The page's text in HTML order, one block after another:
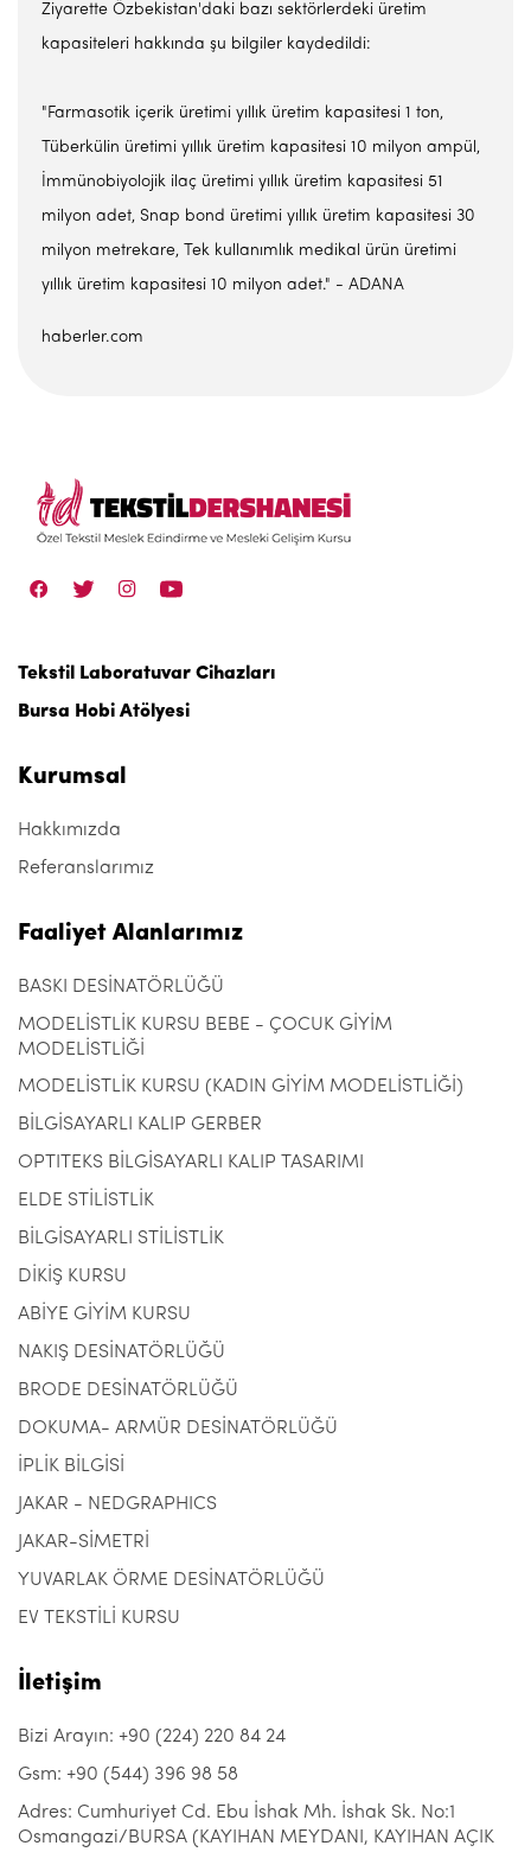
Ziyarette Özbekistan'daki bazı sektörlerdeki üretim
kapasiteleri hakkında şu bilgiler kaydedildi:
"Farmasotik içerik üretimi yıllık üretim kapasitesi 1 ton,
Tüberkülin üretimi yıllık üretim kapasitesi 10 milyon ampül,
İmmünobiyolojik ilaç üretimi yıllık üretim kapasitesi 51
milyon adet, Snap bond üretimi yıllık üretim kapasitesi 30
milyon metrekare, Tek kullanımlık medikal ürün üretimi
yıllık üretim kapasitesi 10 milyon adet." - ADANA
haberler.com
Tekstil Laboratuvar Cihazları
Bursa Hobi Atölyesi
Kurumsal
Hakkımızda
Referanslarımız
Faaliyet Alanlarımız
BASKI DESİNATÖRLÜĞÜ
MODELİSTLİK KURSU BEBE - ÇOCUK GİYİM
MODELİSTLİĞİ
MODELİSTLİK KURSU (KADIN GİYİM MODELİSTLİĞİ)
BİLGİSAYARLI KALIP GERBER
OPTITEKS BİLGİSAYARLI KALIP TASARIMI
ELDE STİLİSTLİK
BİLGİSAYARLI STİLİSTLİK
DİKİŞ KURSU
ABİYE GİYİM KURSU
NAKIŞ DESİNATÖRLÜĞÜ
BRODE DESİNATÖRLÜĞÜ
DOKUMA- ARMÜR DESİNATÖRLÜĞÜ
İPLİK BİLGİSİ
JAKAR - NEDGRAPHICS
JAKAR-SİMETRİ
YUVARLAK ÖRME DESİNATÖRLÜĞÜ
EV TEKSTİLİ KURSU
İletişim
Bizi Arayın: +90 (224) 220 84 24
Gsm: +90 (544) 396 98 58
Adres: Cumhuriyet Cd. Ebu İshak Mh. İshak Sk. No:1
Osmangazi/BURSA (KAYIHAN MEYDANI, KAYIHAN AÇIK